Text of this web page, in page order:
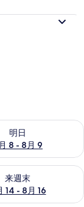
明日
8 - 8月 9
8月 9 の空室状況
来週末
14 - 8月 16
- 8月 16 の空室